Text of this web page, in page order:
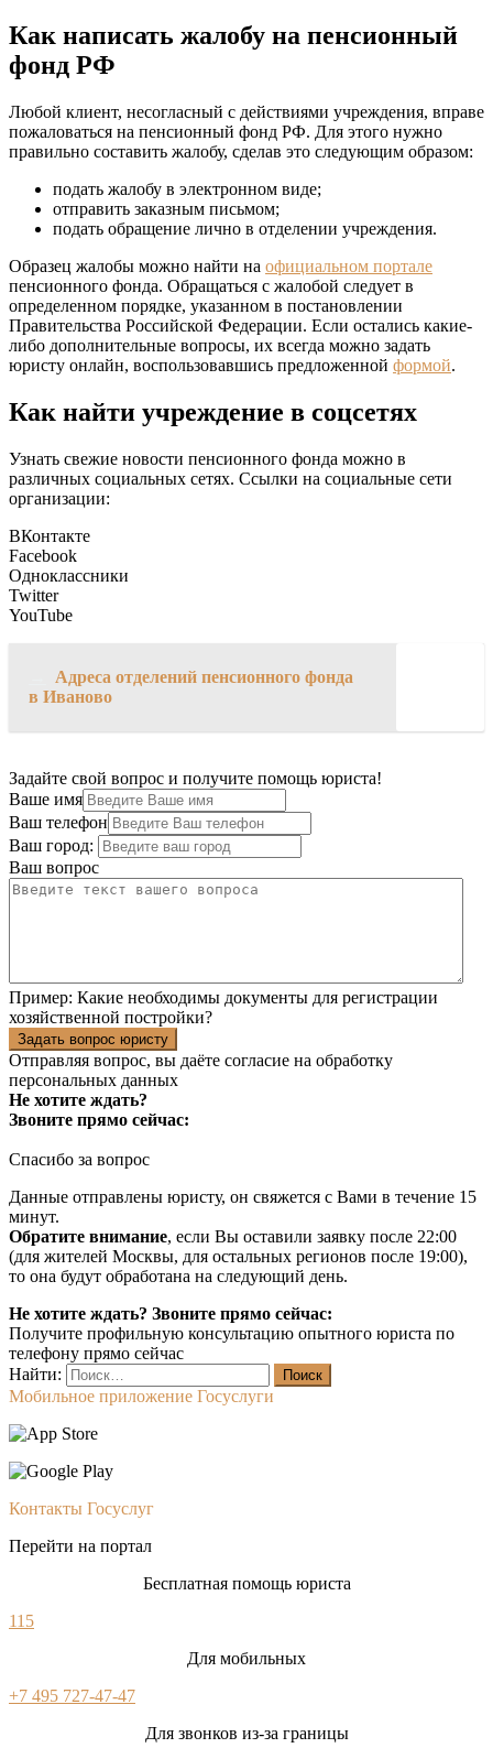
Как написать жалобу на пенсионный
фонд РФ
Любой клиент, несогласный с действиями учреждения, вправе
пожаловаться на пенсионный фонд РФ. Для этого нужно
правильно составить жалобу, сделав это следующим образом:
подать жалобу в электронном виде;
отправить заказным письмом;
подать обращение лично в отделении учреждения.
Образец жалобы можно найти на официальном портале
пенсионного фонда. Обращаться с жалобой следует в
определенном порядке, указанном в постановлении
Правительства Российской Федерации. Если остались какие-
либо дополнительные вопросы, их всегда можно задать
юристу онлайн, воспользовавшись предложенной формой.
Как найти учреждение в соцсетях
Узнать свежие новости пенсионного фонда можно в
различных социальных сетях. Ссылки на социальные сети
организации:
ВКонтакте
Facebook
Одноклассники
Twitter
YouTube
Адреса отделений пенсионного фонда
в Иваново
Задайте свой вопрос и получите помощь юриста!
Ваше имя
Ваш телефон
Ваш город:
Ваш вопрос
Пример: Какие необходимы документы для регистрации
хозяйственной постройки?
Задать вопрос юристу
Отправляя вопрос, вы даёте согласие на обработку
персональных данных
Не хотите ждать?
Звоните прямо сейчас:
Спасибо за вопрос
Данные отправлены юристу, он свяжется с Вами в течение 15
минут.
Обратите внимание, если Вы оставили заявку после 22:00
(для жителей Москвы, для остальных регионов после 19:00),
то она будут обработана на следующий день.
Не хотите ждать? Звоните прямо сейчас:
Получите профильную консультацию опытного юриста по
телефону прямо сейчас
Найти:
Мобильное приложение Госуслуги
Контакты Госуслуг
Перейти на портал
Бесплатная помощь юриста
115
Для мобильных
+7 495 727-47-47
Для звонков из-за границы